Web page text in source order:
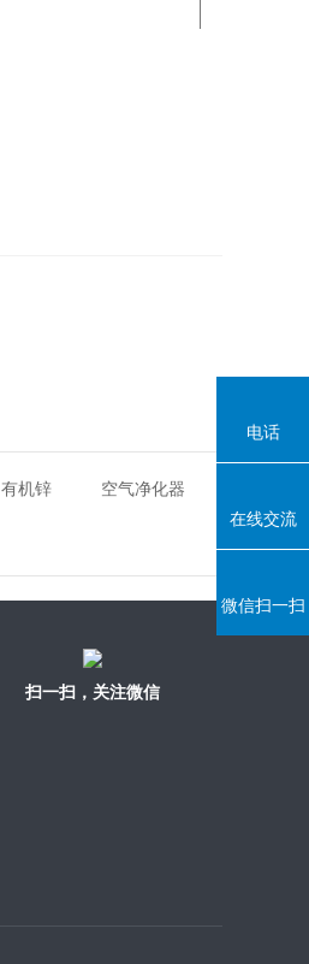
有机锌 空气净化器
扫一扫，关注微信
电话
在线交流
微信扫一扫